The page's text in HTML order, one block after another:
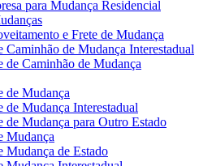
para Mudança Residencial
e Frete de Mudança
Caminhão de Mudança Interestadual
de Caminhão de Mudança
de Mudança
de Mudança Interestadual
de Mudança para Outro Estado
Mudança
Mudança de Estado